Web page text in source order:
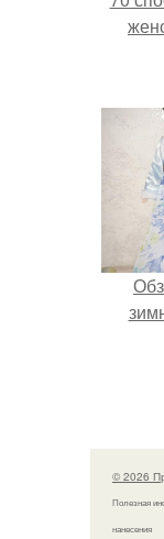
© 2026
Полезная
нанесения